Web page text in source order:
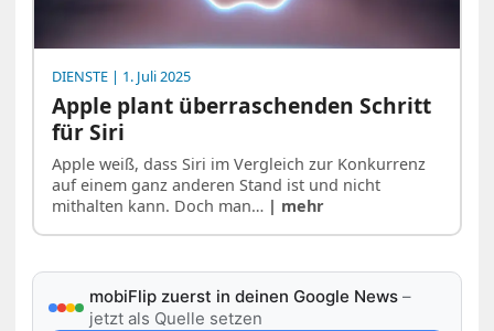
DIENSTE | 1. Juli 2025
Apple plant überraschenden Schritt
für Siri
Apple weiß, dass Siri im Vergleich zur Konkurrenz
auf einem ganz anderen Stand ist und nicht
mithalten kann. Doch man… | mehr
mobiFlip zuerst in deinen Google News –
jetzt als Quelle setzen